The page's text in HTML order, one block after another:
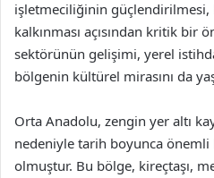
işletmeciliğinin
kalkınması açısından kritik bir
sektörünün gelişimi, yerel
bölgenin kültürel mirasını da
Orta Anadolu, zengin yer altı
nedeniyle tarih boyunca
olmuştur. Bu bölge, kireçtaşı,